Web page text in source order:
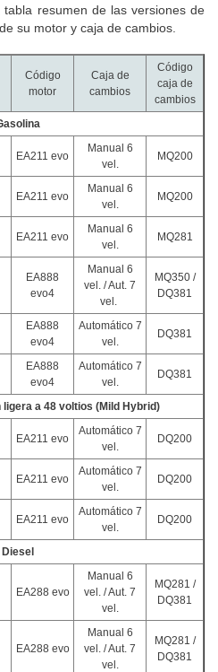
resumen de las versiones de
su motor y caja de cambios.
Código
motor
Caja de
cambios
Código
caja de
cambios
EA211 evo
Manual 6
vel.
MQ200
EA211 evo
Manual 6
vel.
MQ200
EA211 evo
Manual 6
vel.
MQ281
EA888
evo4
Manual 6
vel. / Aut. 7
vel.
MQ350 /
DQ381
EA888
evo4
Automático 7
vel.
DQ381
EA888
evo4
Automático 7
vel.
DQ381
a 48 voltios (Mild Hybrid)
EA211 evo
Automático 7
vel.
DQ200
EA211 evo
Automático 7
vel.
DQ200
EA211 evo
Automático 7
vel.
DQ200
Diesel
EA288 evo
Manual 6
vel. / Aut. 7
vel.
MQ281 /
DQ381
EA288 evo
Manual 6
vel. / Aut. 7
vel.
MQ281 /
DQ381